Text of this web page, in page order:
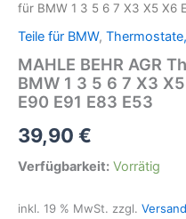
für BMW 1 3 5 6 7 X3 X5 X6
Teile für BMW,
MAHLE BEHR AGR
BMW 1 3 5 6 7 X3
E90 E91 E83 E53
39,90 €
Verfügbarkeit: Vorrätig
inkl. 19 % MwSt. zzgl.